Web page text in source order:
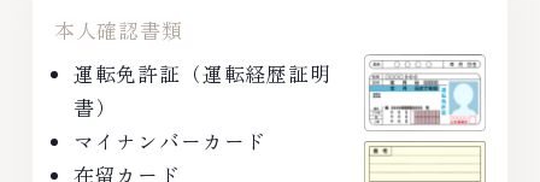
本人確認書類
運転免許証（運転経歴証明
書）
マイナンバーカード
在留カード